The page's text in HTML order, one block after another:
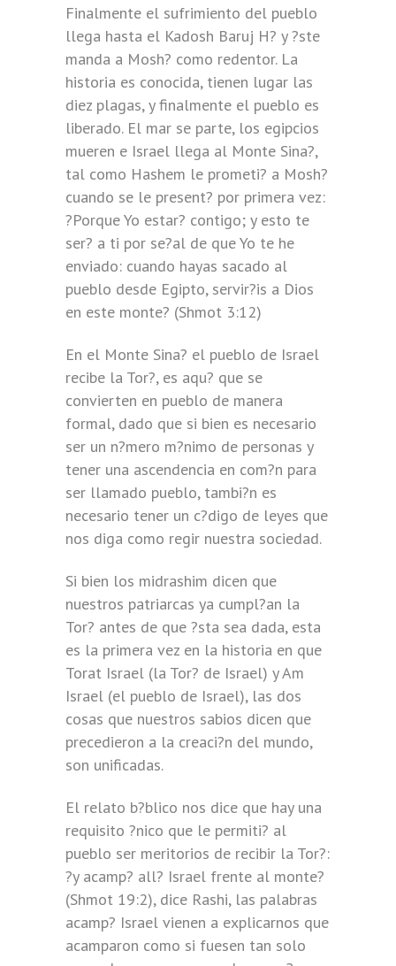
Finalmente el sufrimiento del pueblo
llega hasta el Kadosh Baruj H? y ?ste
manda a Mosh? como redentor. La
historia es conocida, tienen lugar las
diez plagas, y finalmente el pueblo es
liberado. El mar se parte, los egipcios
mueren e Israel llega al Monte Sina?,
tal como Hashem le prometi? a Mosh?
cuando se le present? por primera vez:
?Porque Yo estar? contigo; y esto te
ser? a ti por se?al de que Yo te he
enviado: cuando hayas sacado al
pueblo desde Egipto, servir?is a Dios
en este monte? (Shmot 3:12)
En el Monte Sina? el pueblo de Israel
recibe la Tor?, es aqu? que se
convierten en pueblo de manera
formal, dado que si bien es necesario
ser un n?mero m?nimo de personas y
tener una ascendencia en com?n para
ser llamado pueblo, tambi?n es
necesario tener un c?digo de leyes que
nos diga como regir nuestra sociedad.
Si bien los midrashim dicen que
nuestros patriarcas ya cumpl?an la
Tor? antes de que ?sta sea dada, esta
es la primera vez en la historia en que
Torat Israel (la Tor? de Israel) y Am
Israel (el pueblo de Israel), las dos
cosas que nuestros sabios dicen que
precedieron a la creaci?n del mundo,
son unificadas.
El relato b?blico nos dice que hay una
requisito ?nico que le permiti? al
pueblo ser meritorios de recibir la Tor?:
?y acamp? all? Israel frente al monte?
(Shmot 19:2), dice Rashi, las palabras
acamp? Israel vienen a explicarnos que
acamparon como si fuesen tan solo